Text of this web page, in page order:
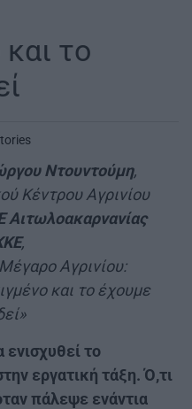
και το
Ντουντούμη,
Κέντρου Αγρινίου
Αιτωλοακαρνανίας
,
Αγρινίου:
και το έχουμε
ενισχυθεί το
εργατική τάξη. Ό,τι
πάλεψε ενάντια